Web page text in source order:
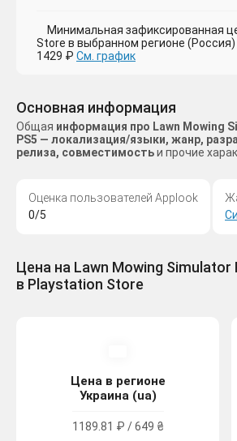
Минимальная зафиксированная
Store в выбранном регионе
1429 ₽ См. график
Основная информация
Общая информация про Lawn Mowing
PS5 — локализация/языки, жанр,
релиза, совместимостьи прочие
Оценка пользователей Applook
0/5
Цена на Lawn Mowing Simulator
в Playstation Store
Цена в регионе
Украина (ua)
1189.81 ₽ / 649 ₴